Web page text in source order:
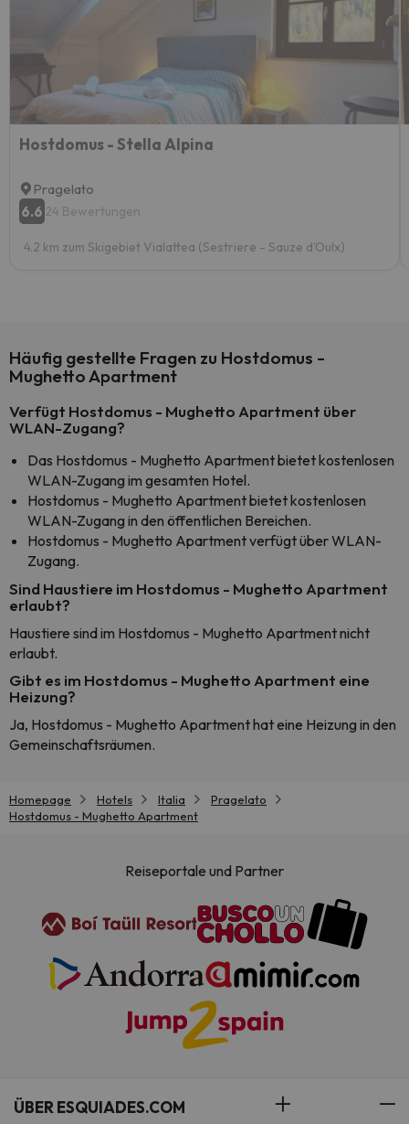
Hostdomus - Stella Alpina
Pragelato
6.6 24 Bewertungen
4.2 km zum Skigebiet Vialattea (Sestriere - Sauze d'Oulx)
Häufig gestellte Fragen zu Hostdomus -
Mughetto Apartment
Verfügt Hostdomus - Mughetto Apartment über
WLAN-Zugang?
Das Hostdomus - Mughetto Apartment bietet kostenlosen
WLAN-Zugang im gesamten Hotel.
Hostdomus - Mughetto Apartment bietet kostenlosen
WLAN-Zugang in den öffentlichen Bereichen.
Hostdomus - Mughetto Apartment verfügt über WLAN-
Zugang.
Sind Haustiere im Hostdomus - Mughetto Apartment
erlaubt?
Haustiere sind im Hostdomus - Mughetto Apartment nicht
erlaubt.
Gibt es im Hostdomus - Mughetto Apartment eine
Heizung?
Ja, Hostdomus - Mughetto Apartment hat eine Heizung in den
Gemeinschaftsräumen.
Homepage Hotels Italia
Pragelato
Hostdomus - Mughetto Apartment
Reiseportale und Partner
ÜBER ESQUIADES.COM